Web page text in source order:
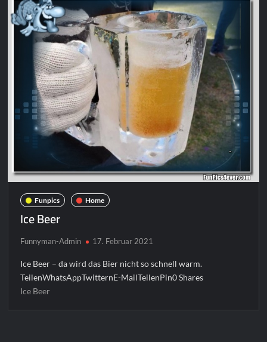
Funpics Home
Ice Beer
Funnyman-Admin 17. Februar 2021
Ice Beer – da wird das Bier nicht so schnell warm.
TeilenWhatsAppTwitternE-MailTeilenPin0 Shares
Ice Beer